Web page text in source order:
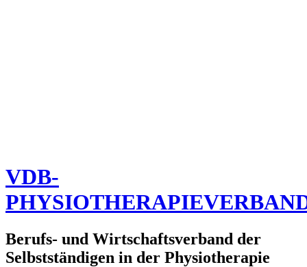
VDB-
Berufs- und Wirtschaftsverband der
Selbstständigen in der Physiotherapie